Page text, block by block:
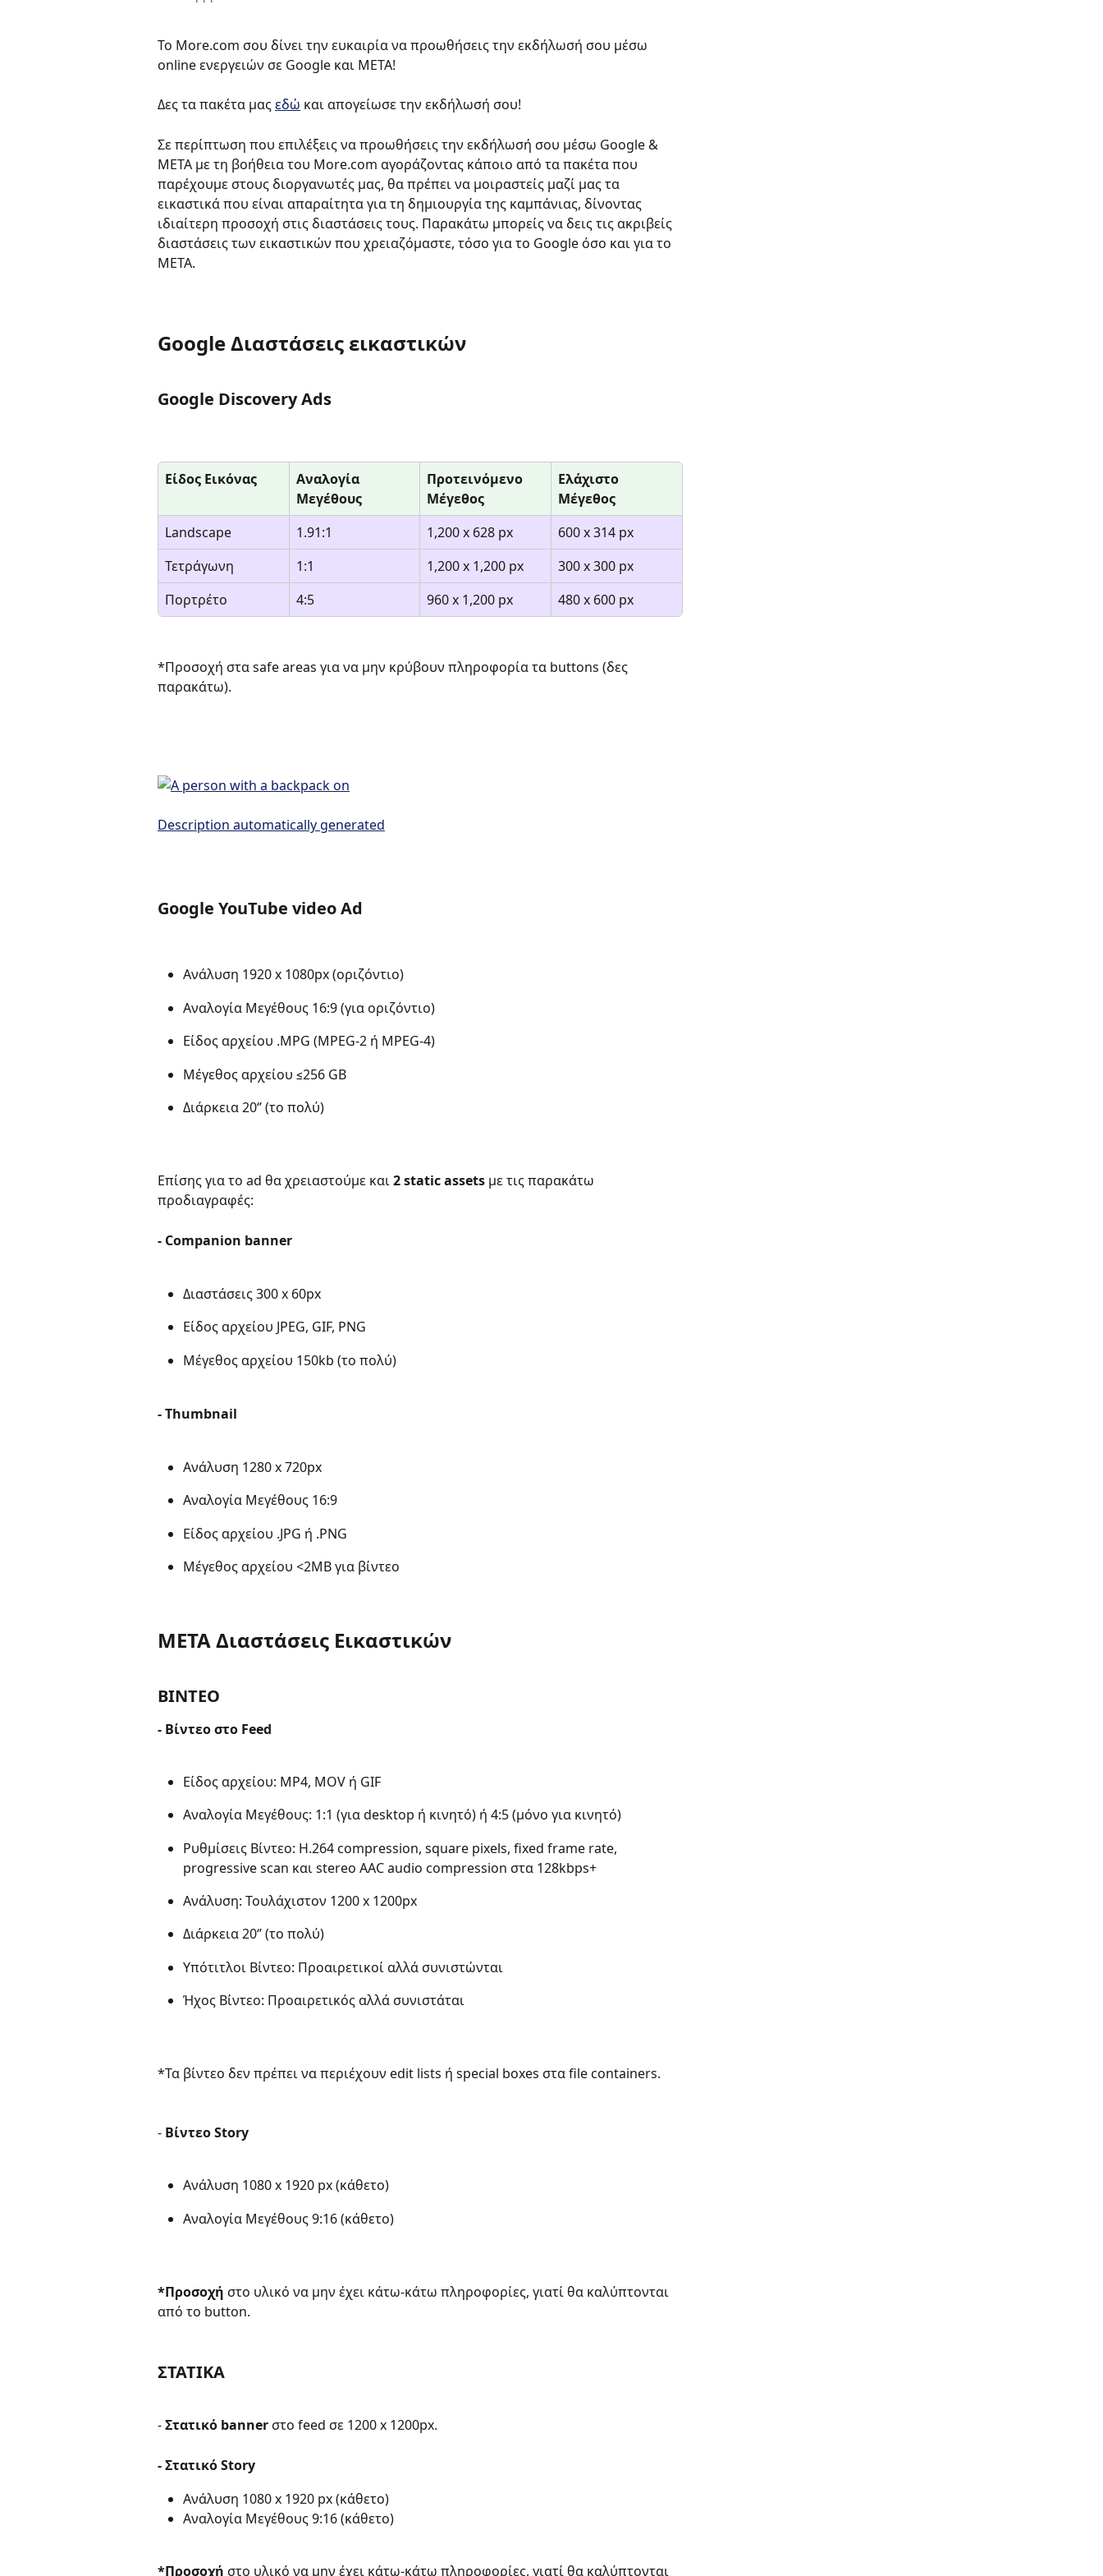
Το More.com σου δίνει την ευκαιρία να προωθήσεις την εκδήλωσή σου μέσω
online ενεργειών σε Google και ΜΕΤΑ!
Δες τα πακέτα μας εδώ και απογείωσε την εκδήλωσή σου!
Σε περίπτωση που επιλέξεις να προωθήσεις την εκδήλωσή σου μέσω Google &
META με τη βοήθεια του More.com αγοράζοντας κάποιο από τα πακέτα που
παρέχουμε στους διοργανωτές μας, θα πρέπει να μοιραστείς μαζί μας τα
εικαστικά που είναι απαραίτητα για τη δημιουργία της καμπάνιας, δίνοντας
ιδιαίτερη προσοχή στις διαστάσεις τους. Παρακάτω μπορείς να δεις τις ακριβείς
διαστάσεις των εικαστικών που χρειαζόμαστε, τόσο για το Google όσο και για το
META.
Google Διαστάσεις εικαστικών
Google Discovery Ads
Είδος Εικόνας
Αναλογία
Μεγέθους
Προτεινόμενο
Μέγεθος
Ελάχιστο
Μέγεθος
Landscape
1.91:1 1,200 x 628 px
600 x 314 px
Τετράγωνη
1:1 1,200 x 1,200 px
300 x 300 px
Πορτρέτο
4:5 960 x 1,200 px 480 x 600 px
*Προσοχή στα safe areas για να μην κρύβουν πληροφορία τα buttons (δες
παρακάτω).
Google YouTube video Ad
Ανάλυση 1920 x 1080px (οριζόντιο)
Αναλογία Μεγέθους 16:9 (για οριζόντιο)
Είδος αρχείου .MPG (MPEG-2 ή MPEG-4)
Μέγεθος αρχείου ≤256 GB
Διάρκεια 20‘’ (το πολύ)
Επίσης για το ad θα χρειαστούμε και 2 static assets με τις παρακάτω
προδιαγραφές:
- Companion banner
Διαστάσεις 300 x 60px
Είδος αρχείου JPEG, GIF, PNG
Μέγεθος αρχείου 150kb (το πολύ)
- Thumbnail
Ανάλυση 1280 x 720px
Αναλογία Μεγέθους 16:9
Είδος αρχείου .JPG ή .PNG
Μέγεθος αρχείου <2MB για βίντεο
META Διαστάσεις Εικαστικών
ΒΙΝΤΕΟ
- Βίντεο στο Feed
Είδος αρχείου: MP4, MOV ή GIF ​
Αναλογία Μεγέθους: 1:1 (για desktop ή κινητό) ή 4:5 (μόνο για κινητό) ​
Ρυθμίσεις Βίντεο: H.264 compression, square pixels, fixed frame rate,
progressive scan και stereo AAC audio compression στα 128kbps+​
Ανάλυση: Τουλάχιστον 1200 x 1200px​
Διάρκεια 20‘’ (το πολύ)​
Υπότιτλοι Βίντεο: Προαιρετικοί αλλά συνιστώνται​
Ήχος Βίντεο: Προαιρετικός αλλά συνιστάται​
*Τα βίντεο δεν πρέπει να περιέχουν edit lists ή special boxes στα file containers.  ​
- Βίντεο Story
Ανάλυση 1080 x 1920 px (κάθετο)​
Αναλογία Μεγέθους 9:16 (κάθετο)
*Προσοχή στο υλικό να μην έχει κάτω-κάτω πληροφορίες, γιατί θα καλύπτονται
από το button.​
ΣΤΑΤΙΚΑ
- Στατικό banner στο feed σε 1200 x 1200px.​
- Στατικό Story
Ανάλυση 1080 x 1920 px (κάθετο)​
Αναλογία Μεγέθους 9:16 (κάθετο)​
*Προσοχή στο υλικό να μην έχει κάτω-κάτω πληροφορίες, γιατί θα καλύπτονται